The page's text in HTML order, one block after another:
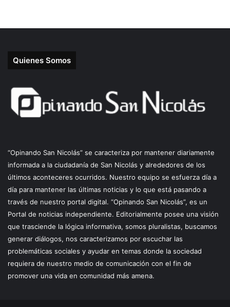
Quienes Somos
“Opinando San Nicolás” se caracteriza por mantener diariamente
informada a la ciudadanía de San Nicolás y alrededores de los
últimos aconteceres ocurridos. Nuestro equipo se esfuerza día a
día para mantener las últimas noticias y lo que está pasando a
través de nuestro portal digital. “Opinando San Nicolás”, es un
Portal de noticias independiente. Editorialmente posee una visión
que trasciende la lógica informativa, somos pluralistas, buscamos
generar diálogos, nos caracterizamos por escuchar las
problemáticas sociales y ayudar en temas donde la sociedad
requiera de nuestro medio de comunicación con el fin de
promover una vida en comunidad más amena.